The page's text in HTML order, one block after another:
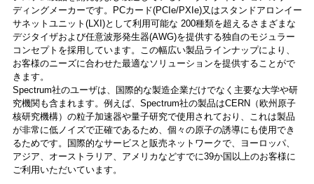
ディングメーカーです。PCカード(PCIe/PXIe)又はスタンドアロンイー
サネットユニット(LXI)として利用可能な 200種類を超えるさまざまな
デジタイザおよび任意波形発生器(AWG)を提供する独自のモジュラー
コンセプトを採用しています。この幅広い製品ラインナップにより、
お客様のニーズに合わせた最適なソリューションを提供することがで
きます。
Spectrum社のユーザは、国際的な製造企業だけでなく主要な大学や研
究機関も含まれます。例えば、Spectrum社の製品はCERN（欧州原子
核研究機構）の粒子加速器や量子研究で使用されており、これは製品
が非常に低ノイズで正確であるため、個々の原子の誘導にも使用でき
るためです。国際的なサービスと販売ネットワークで、ヨーロッパ、
アジア、オーストラリア、アメリカなどすでに39か国以上のお客様に
ご利用いただいています。